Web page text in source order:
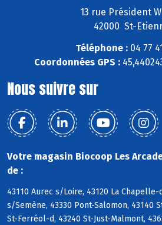
13 rue Président
42000 St-
Téléphone :04 77
Coordonnées GPS :
Nous suivre sur
Votre magasin Biocoop Les
de :
43110 Aurec s/Loire, 43120 La Chapelle-
s/Semène, 43330 Pont-Salomon, 43140
St-Ferréol-d, 43240 St-Just-Malmont,